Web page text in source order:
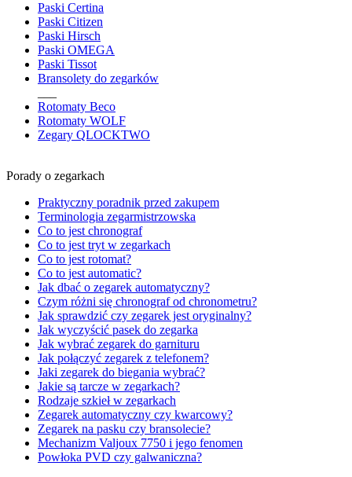
Paski Certina
Paski Citizen
Paski Hirsch
Paski OMEGA
Paski Tissot
Bransolety do zegarków
Rotomaty Beco
Rotomaty WOLF
Zegary QLOCKTWO
Porady o zegarkach
Praktyczny poradnik przed zakupem
Terminologia zegarmistrzowska
Co to jest chronograf
Co to jest tryt w zegarkach
Co to jest rotomat?
Co to jest automatic?
Jak dbać o zegarek automatyczny?
Czym różni się chronograf od chronometru?
Jak sprawdzić czy zegarek jest oryginalny?
Jak wyczyścić pasek do zegarka
Jak wybrać zegarek do garnituru
Jak połączyć zegarek z telefonem?
Jaki zegarek do biegania wybrać?
Jakie są tarcze w zegarkach?
Rodzaje szkieł w zegarkach
Zegarek automatyczny czy kwarcowy?
Zegarek na pasku czy bransolecie?
Mechanizm Valjoux 7750 i jego fenomen
Powłoka PVD czy galwaniczna?